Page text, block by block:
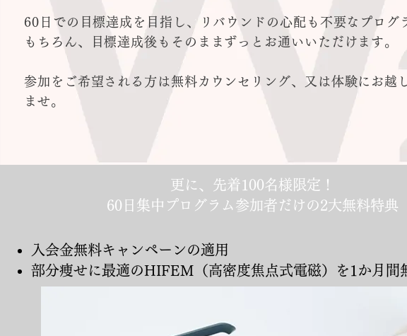
60日での目標達成を目指し、リバウンドの心配も不要なプログ
もちろん、目標達成後もそのままずっとお通いいただけます。
参加をご希望される方は無料カウンセリング、又は体験にお越
ませ。
更に、先着100名様限定！
60日集中プログラム参加者だけの2大無料特典
入会金無料キャンペーンの適用
部分痩せに最適のHIFEM（高密度焦点式電磁）を1か月間